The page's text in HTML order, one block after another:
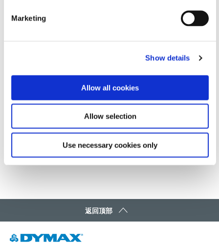
Marketing
Show details
Allow all cookies
Allow selection
Use necessary cookies only
最苛刻的腐蚀和液体环境的影响，从而保证世界正常运
转。该公司通过整合人员、流程、资本设备和材料科学，
车等行业的一些最大公司合作，HZO 能够提供更好、更
意度并提高整体品牌价值。
有关 HZO 的更多信息，请访问华佐网或者联系我们
sales@hzo.com 或 +1-877-757-4496
联系方式：Ryan Moore，919 439 0505 分机：726，
rmoore@HZO.com
返回顶部